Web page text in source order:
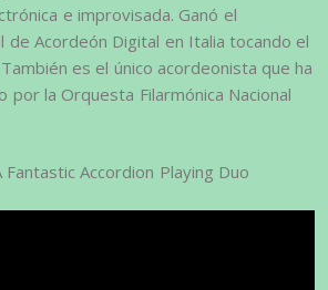
e improvisada. Ganó el
de Acordeón Digital en Italia tocando el
es el único acordeonista que ha
por la Orquesta Filarmónica Nacional
Fantastic Accordion Playing Duo